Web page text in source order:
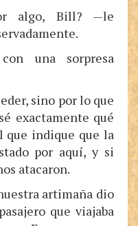
algo, Bill? —le
una sorpresa
sino por lo que
exactamente qué
que indique que la
por aquí, y si
atacaron.
artimaña dio
que viajaba